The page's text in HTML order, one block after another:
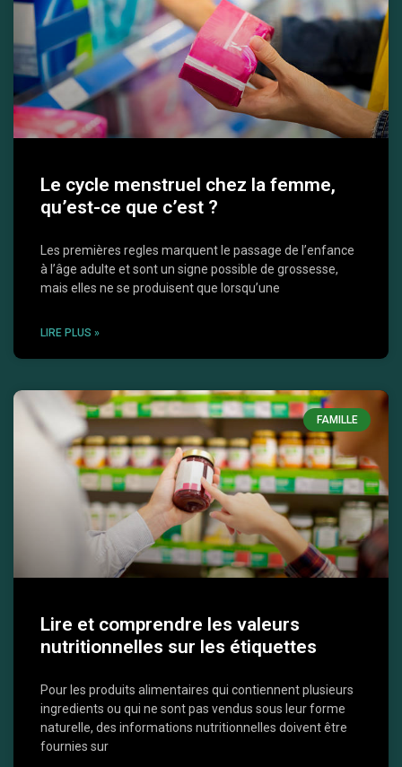
Le cycle menstruel chez la femme,
qu’est-ce que c’est ?
Les premières regles marquent le passage de l’enfance
à l’âge adulte et sont un signe possible de grossesse,
mais elles ne se produisent que lorsqu’une
LIRE PLUS »
FAMILLE
Lire et comprendre les valeurs
nutritionnelles sur les étiquettes
Pour les produits alimentaires qui contiennent plusieurs
ingredients ou qui ne sont pas vendus sous leur forme
naturelle, des informations nutritionnelles doivent être
fournies sur